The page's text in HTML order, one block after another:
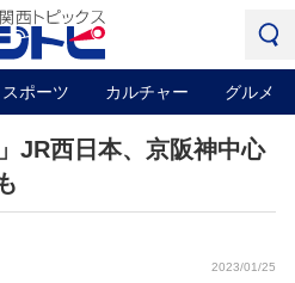
スポーツ カルチャー グルメ
JR西日本、京阪神中心
2023/01/25